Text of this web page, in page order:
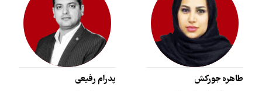
طاهره جورکش
پدرام رفیعی